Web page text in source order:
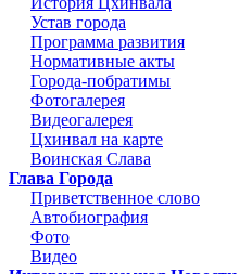
Устав города
Программа развития
Нормативные акты
Города-побратимы
Фотогалерея
Видеогалерея
Цхинвал на карте
Воинская Слава
Глава Города
Приветственное слово
Автобиография
Фото
Видео